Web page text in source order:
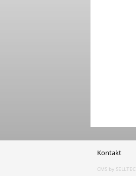
Kontakt
CMS by SELLTEC